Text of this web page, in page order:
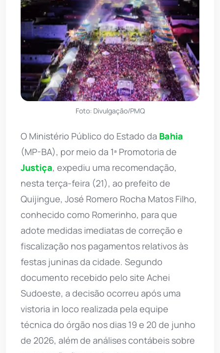
Foto: Divulgação/PMQ
O Ministério Público do Estado da Bahia
(MP-BA), por meio da 1ª Promotoria de
Justiça, expediu uma recomendação,
nesta terça-feira (21), ao prefeito de
Quijingue, José Romero Rocha Matos Filho,
conhecido como Romerinho, para que
adote medidas imediatas de correção e
fiscalização nos pagamentos relativos às
festas juninas da cidade. Segundo
documento recebido pelo site Achei
Sudoeste, a decisão ocorreu após uma
vistoria in loco realizada pela equipe
técnica do órgão nos dias 19 e 20 de junho
de 2026, além de análises contábeis sobre